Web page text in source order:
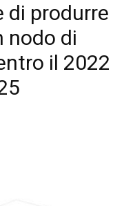
di produrre
nodo di
il 2022